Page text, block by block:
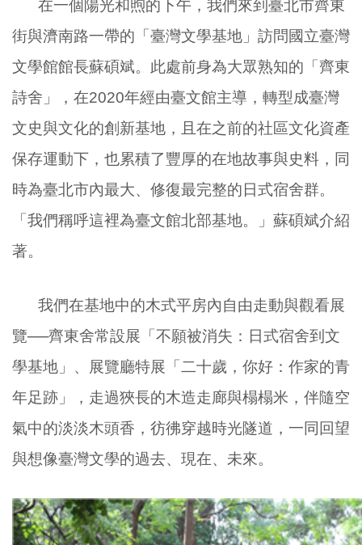
在一個陽光和煦的下午，我們來到臺北市齊東
街與濟南路一帶的「臺灣文學基地」訪問國立臺灣
文學館館長蘇碩斌。此處前身為大眾熟知的「齊東
詩舍」，在2020年經由臺文館主導，轉型成臺灣
文史與文化的創新基地，且在之前的社區文化資產
保存運動下，也累積了豐厚的在地故事與史料，同
時為臺北市內最大、修復最完整的日式宿舍群。
「我們稱呼這裡為臺文館北部基地。」蘇碩斌介紹
著。
我們在基地中的木式平房內自由走動與觀看展
覽──齊東舍常設展「不願被消失：日式宿舍到文
學基地」 、展覽廳特展「二十歲，你好：作家的青
年足跡」，走過狹長的木造走廊與榻榻米，伴隨空
氣中的淡淡木頭香，彷彿穿越時光隧道，一同回望
與想像臺灣文學的過去、現在、未來。